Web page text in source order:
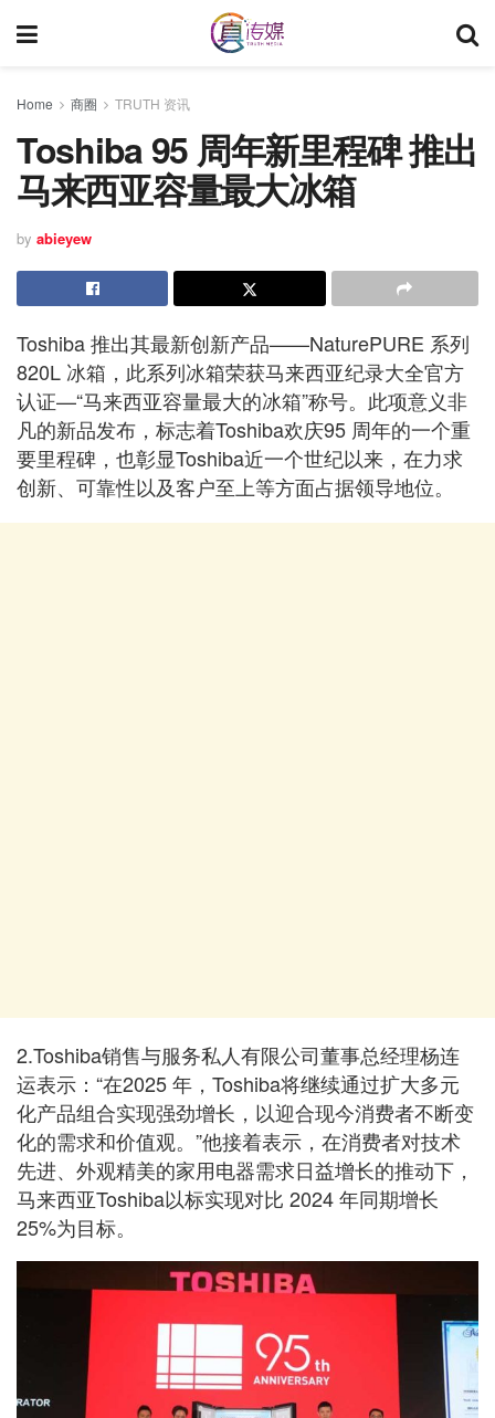
Home 商圈 TRUTH 资讯
Toshiba 95 周年新里程碑 推出
马来西亚容量最大冰箱
by abieyew
Toshiba 推出其最新创新产品——NaturePURE 系列
820L 冰箱，此系列冰箱荣获马来西亚纪录大全官方
认证—“马来西亚容量最大的冰箱”称号。此项意义非
凡的新品发布，标志着Toshiba欢庆95 周年的一个重
要里程碑，也彰显Toshiba近一个世纪以来，在力求
创新、可靠性以及客户至上等方面占据领导地位。
2.Toshiba销售与服务私人有限公司董事总经理杨连
运表示：“在2025 年，Toshiba将继续通过扩大多元
化产品组合实现强劲增长，以迎合现今消费者不断变
化的需求和价值观。”他接着表示，在消费者对技术
先进、外观精美的家用电器需求日益增长的推动下，
马来西亚Toshiba以标实现对比 2024 年同期增长
25%为目标。